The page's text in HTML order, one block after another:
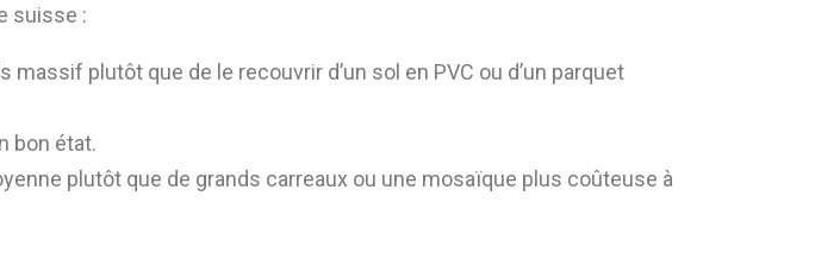
suisse :
plutôt que de le recouvrir d’un sol en PVC ou d’un parquet
bon état.
plutôt que de grands carreaux ou une mosaïque plus coûteuse à